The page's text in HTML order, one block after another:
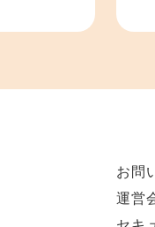
お問
運営